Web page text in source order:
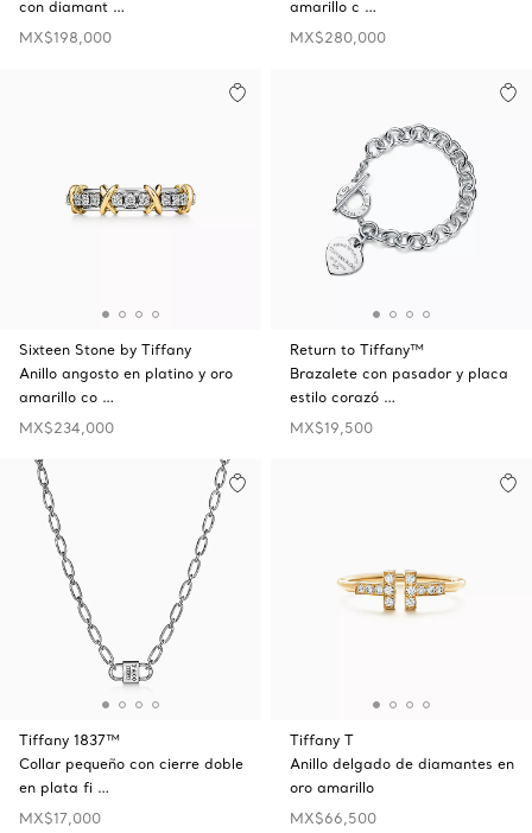
con diamant …
MX$198,000
amarillo c …
MX$280,000
Sixteen Stone by Tiffany
Anillo angosto en platino y oro
amarillo co …
MX$234,000
Return to Tiffany™
Brazalete con pasador y placa
estilo corazó …
MX$19,500
Tiffany 1837™
Collar pequeño con cierre doble
en plata fi …
MX$17,000
Tiffany T
Anillo delgado de diamantes en
oro amarillo
MX$66,500